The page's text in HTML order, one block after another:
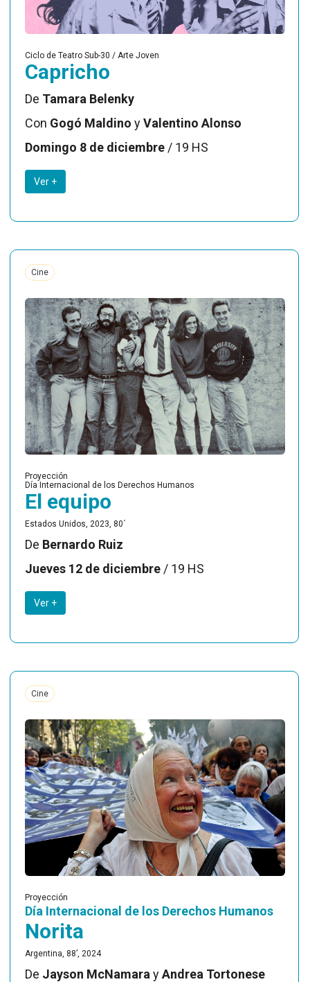
Ciclo de Teatro Sub-30 / Arte Joven
Capricho
De Tamara Belenky
Con Gogó Maldino yValentino Alonso
Domingo 8 de diciembre / 19 HS
Ver +
Cine
Proyección
Día Internacional de los Derechos Humanos
El equipo
Estados Unidos, 2023, 80´
De Bernardo Ruiz
Jueves 12 de diciembre / 19 HS
Ver +
Cine
Proyección
Día Internacional de los Derechos Humanos
Norita
Argentina, 88’, 2024
De Jayson McNamara yAndrea Tortonese